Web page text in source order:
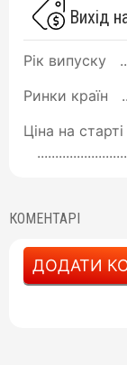
Вихід
Рік випуску
Ринки країн
Ціна на
КОМЕНТАРІ
ДОДАТИ